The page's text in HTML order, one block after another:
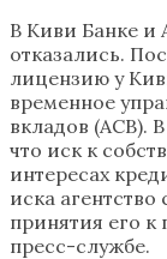
В Киви Банке и
отказались.
лицензию у
временное
вкладов (АСВ).
что иск к
интересах
иска
принятия его к
пресс-службе.